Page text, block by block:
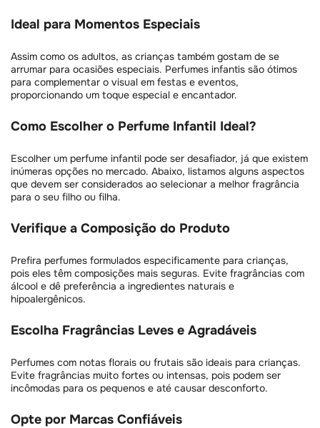
Ideal para Momentos Especiais
Assim como os adultos, as crianças também gostam de se
arrumar para ocasiões especiais. Perfumes infantis são ótimos
para complementar o visual em festas e eventos,
proporcionando um toque especial e encantador.
Como Escolher o Perfume Infantil Ideal?
Escolher um perfume infantil pode ser desafiador, já que existem
inúmeras opções no mercado. Abaixo, listamos alguns aspectos
que devem ser considerados ao selecionar a melhor fragrância
para o seu filho ou filha.
Verifique a Composição do Produto
Prefira perfumes formulados especificamente para crianças,
pois eles têm composições mais seguras. Evite fragrâncias com
álcool e dê preferência a ingredientes naturais e
hipoalergênicos.
Escolha Fragrâncias Leves e Agradáveis
Perfumes com notas florais ou frutais são ideais para crianças.
Evite fragrâncias muito fortes ou intensas, pois podem ser
incômodas para os pequenos e até causar desconforto.
Opte por Marcas Confiáveis